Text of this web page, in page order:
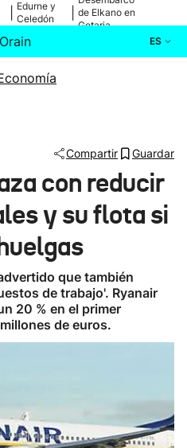
Edurne y
Celedón
de Elkano en
Getaria
ES
Compartir Guardar
con reducir
y su flota si
que también
de trabajo'. Ryanair
20 % en el primer
de euros.